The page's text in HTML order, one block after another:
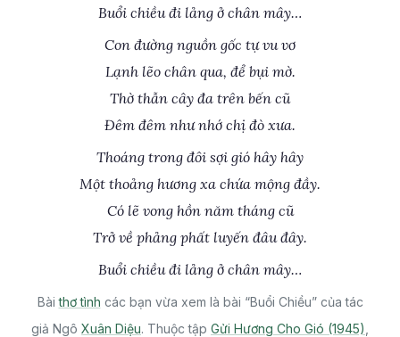
Buổi chiều đi lảng ở chân mây…
Con đường nguồn gốc tự vu vơ
Lạnh lẽo chân qua, để bụi mờ.
Thờ thẫn cây đa trên bến cũ
Đêm đêm như nhớ chị đò xưa.
Thoáng trong đôi sợi gió hây hây
Một thoảng hương xa chứa mộng đầy.
Có lẽ vong hồn năm tháng cũ
Trở về phảng phất luyến đâu đây.
Buổi chiều đi lảng ở chân mây…
Bàithơ tình các bạn vừa xem là bài “Buổi Chiều” của tác
giả Ngô Xuân Diệu. Thuộc tập Gửi Hương Cho Gió (1945)